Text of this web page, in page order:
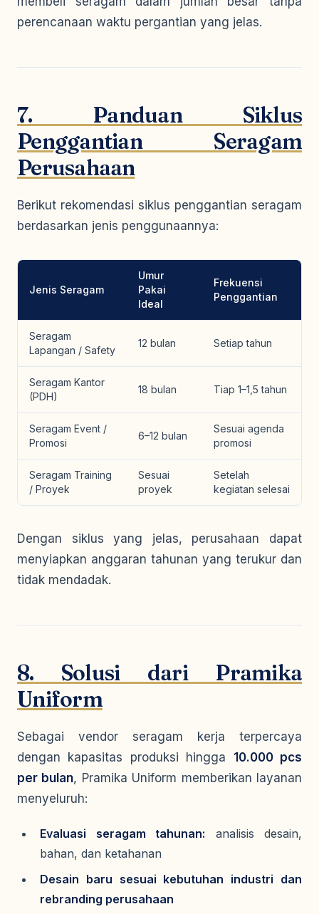
perencanaan waktu pergantian yang jelas.
7. Panduan Siklus
Penggantian Seragam
Perusahaan
Berikut rekomendasi siklus penggantian seragam
berdasarkan jenis penggunaannya:
Jenis Seragam
Umur
Pakai
Ideal
Frekuensi
Penggantian
Seragam
Lapangan / Safety
12 bulan Setiap tahun
Seragam Kantor
(PDH)
18 bulan Tiap 1–1,5 tahun
Seragam Event /
Promosi
6–12 bulan
Sesuai agenda
promosi
Seragam Training
/ Proyek
Sesuai
proyek
Setelah
kegiatan selesai
Dengan siklus yang jelas, perusahaan dapat
menyiapkan anggaran tahunan yang terukur dan
tidak mendadak.
8. Solusi dari Pramika
Uniform
Sebagai vendor seragam kerja terpercaya
dengan kapasitas produksi hingga 10.000 pcs
per bulan, Pramika Uniform memberikan layanan
menyeluruh:
Evaluasi seragam tahunan: analisis desain,
bahan, dan ketahanan
Desain baru sesuai kebutuhan industri dan
rebranding perusahaan